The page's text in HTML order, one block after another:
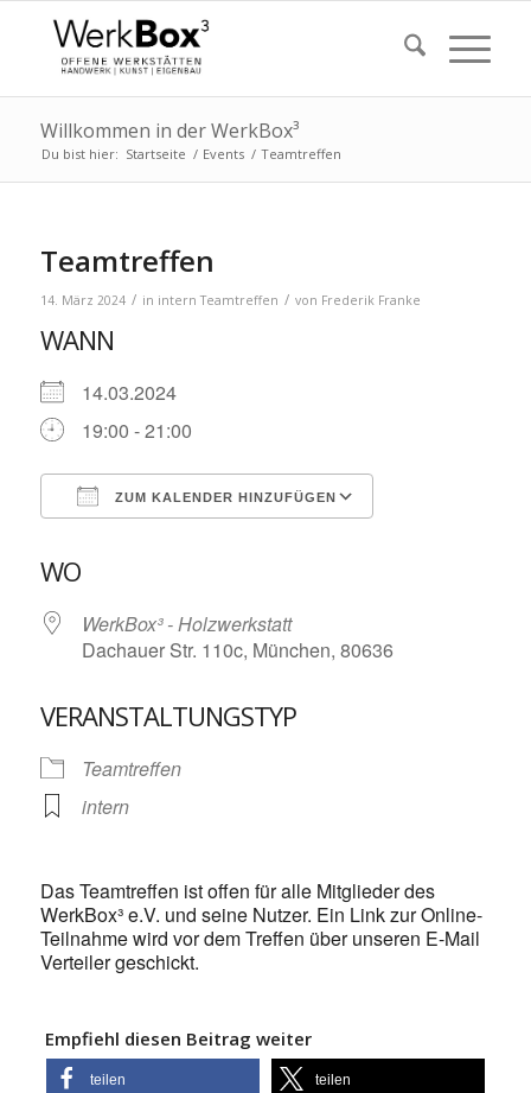
Willkommen in der WerkBox³
Du bist hier: Startseite / Events / Teamtreffen
Teamtreffen
14. März 2024 / in intern Teamtreffen / von Frederik Franke
WANN
14.03.2024
19:00 - 21:00
ZUM KALENDER HINZUFÜGEN
WO
WerkBox³ - Holzwerkstatt
Dachauer Str. 110c, München, 80636
VERANSTALTUNGSTYP
Teamtreffen
intern
Das Teamtreffen ist offen für alle Mitglieder des
WerkBox³ e.V. und seine Nutzer. Ein Link zur Online-
Teilnahme wird vor dem Treffen über unseren E-Mail
Verteiler geschickt.
Empfiehl diesen Beitrag weiter
teilen teilen